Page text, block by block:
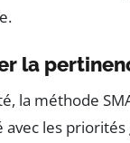
la
la méthode
avec les priorités